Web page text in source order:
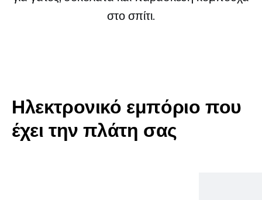
στο σπίτι.
Ηλεκτρονικό εμπόριο που
έχει την πλάτη σας